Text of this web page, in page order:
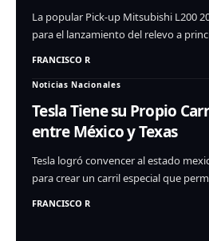
La popular Pick-up Mitsubishi L200
para el lanzamiento del relevo a
FRANCISCO R
Noticias Nacionales
Tesla Tiene su Propio
entre México y Texas
Tesla logró convencer al estado
para crear un carril especial que
FRANCISCO R